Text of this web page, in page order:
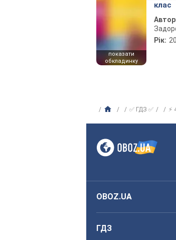
показати
обкладинку
клас
Рік:
✅ ГДЗ ✅ ⚡
OBOZ.UA
ГДЗ